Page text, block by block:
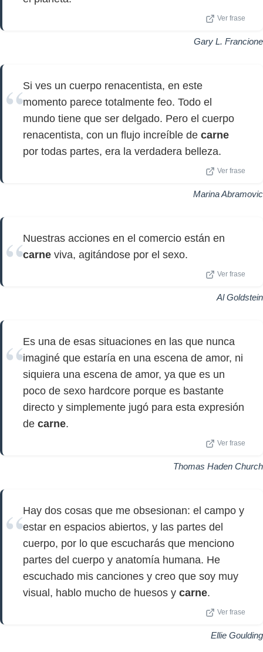
Ver frase
Gary L. Francione
Si ves un cuerpo renacentista, en este
momento parece totalmente feo. Todo el
mundo tiene que ser delgado. Pero el cuerpo
renacentista, con un flujo increíble de carne
por todas partes, era la verdadera belleza.
Ver frase
Marina Abramovic
Nuestras acciones en el comercio están en
carne viva, agitándose por el sexo.
Ver frase
Al Goldstein
Es una de esas situaciones en las que nunca
imaginé que estaría en una escena de amor, ni
siquiera una escena de amor, ya que es un
poco de sexo hardcore porque es bastante
directo y simplemente jugó para esta expresión
de carne.
Ver frase
Thomas Haden Church
Hay dos cosas que me obsesionan: el campo y
estar en espacios abiertos, y las partes del
cuerpo, por lo que escucharás que menciono
partes del cuerpo y anatomía humana. He
escuchado mis canciones y creo que soy muy
visual, hablo mucho de huesos y carne.
Ver frase
Ellie Goulding